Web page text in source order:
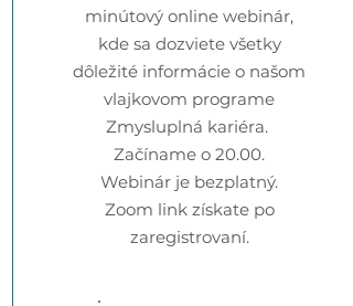
minútový online webinár,
kde sa dozviete všetky
dôležité informácie o našom
vlajkovom programe
Zmysluplná kariéra. ​
Začíname o 20.00.
Webinár je bezplatný.
Zoom link získate po
zaregistrovaní.